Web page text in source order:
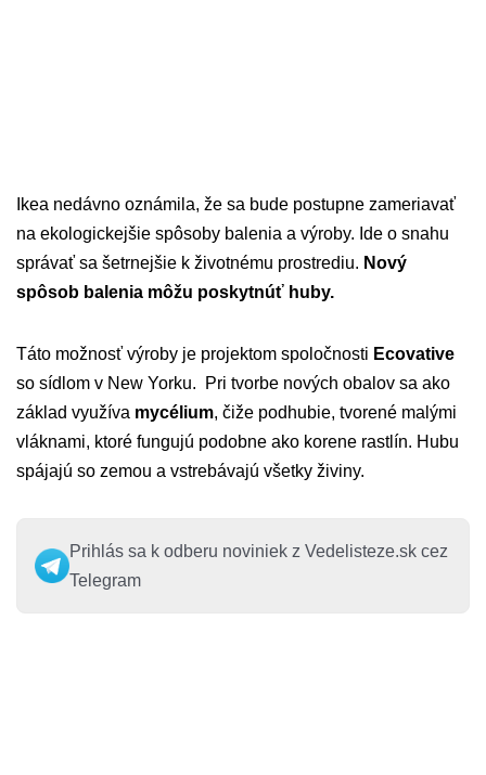
Ikea nedávno oznámila, že sa bude postupne zameriavať
na ekologickejšie spôsoby balenia a výroby. Ide o snahu
správať sa šetrnejšie k životnému prostrediu. Nový
spôsob balenia môžu poskytnúť huby.
Táto možnosť výroby je projektom spoločnosti Ecovative
so sídlom v New Yorku. Pri tvorbe nových obalov sa ako
základ využíva mycélium, čiže podhubie, tvorené malými
vláknami, ktoré fungujú podobne ako korene rastlín. Hubu
spájajú so zemou a vstrebávajú všetky živiny.
Prihlás sa k odberu noviniek z Vedelisteze.sk cez
Telegram